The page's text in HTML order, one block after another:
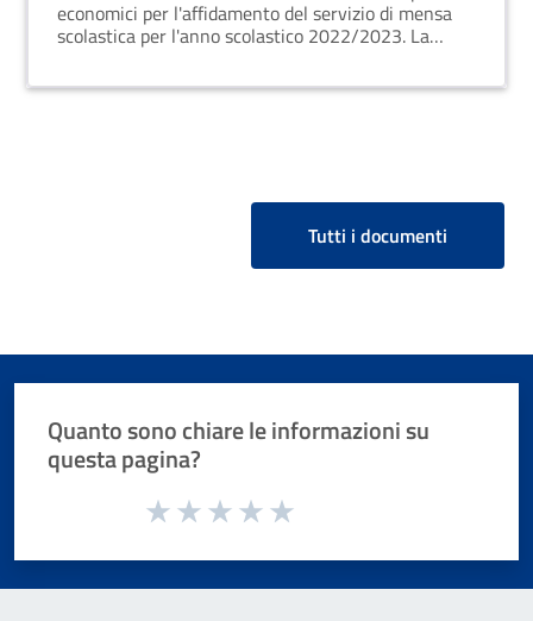
economici per l'affidamento del servizio di mensa
scolastica per l'anno scolastico 2022/2023. La
Comune. L'amministrazione utilizzerà la
Tutti i documenti
Quanto sono chiare le informazioni su
questa pagina?
Valuta da 1 a 5 stelle la pagina